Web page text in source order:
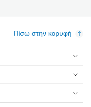
Πίσω στην κορυφή